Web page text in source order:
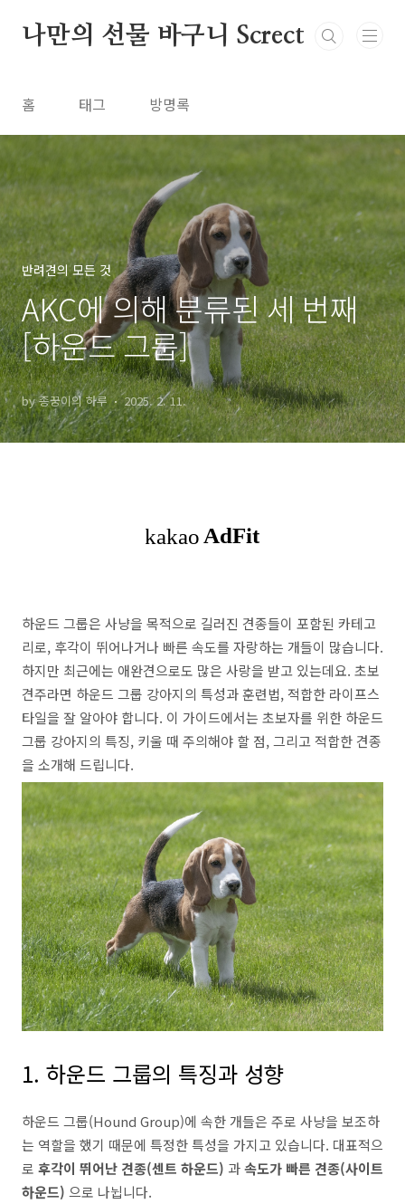
나만의 선물 바구니 Screct
홈 태그 방명록
반려견의 모든 것
AKC에 의해 분류된 세 번째
[하운드 그룹]
by 종꿍이의 하루 2025. 2. 11.
하운드 그룹은 사냥을 목적으로 길러진 견종들이 포함된 카테고
리로, 후각이 뛰어나거나 빠른 속도를 자랑하는 개들이 많습니다.
하지만 최근에는 애완견으로도 많은 사랑을 받고 있는데요. 초보
견주라면 하운드 그룹 강아지의 특성과 훈련법, 적합한 라이프스
타일을 잘 알아야 합니다. 이 가이드에서는 초보자를 위한 하운드
그룹 강아지의 특징, 키울 때 주의해야 할 점, 그리고 적합한 견종
을 소개해 드립니다.
1. 하운드 그룹의 특징과 성향
하운드 그룹(Hound Group)에 속한 개들은 주로 사냥을 보조하
는 역할을 했기 때문에 특정한 특성을 가지고 있습니다. 대표적으
로 후각이 뛰어난 견종(센트 하운드) 과속도가 빠른 견종(사이트
하운드) 으로 나뉩니다.